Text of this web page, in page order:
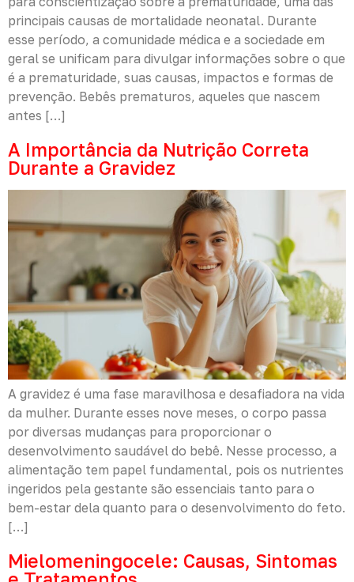
principais causas de mortalidade neonatal. Durante
esse período, a comunidade médica e a sociedade em
geral se unificam para divulgar informações sobre o que
é a prematuridade, suas causas, impactos e formas de
prevenção. Bebês prematuros, aqueles que nascem
antes […]
A Importância da Nutrição Correta
Durante a Gravidez
A gravidez é uma fase maravilhosa e desafiadora na vida
da mulher. Durante esses nove meses, o corpo passa
por diversas mudanças para proporcionar o
desenvolvimento saudável do bebê. Nesse processo, a
alimentação tem papel fundamental, pois os nutrientes
ingeridos pela gestante são essenciais tanto para o
bem-estar dela quanto para o desenvolvimento do feto.
[…]
Mielomeningocele: Causas, Sintomas